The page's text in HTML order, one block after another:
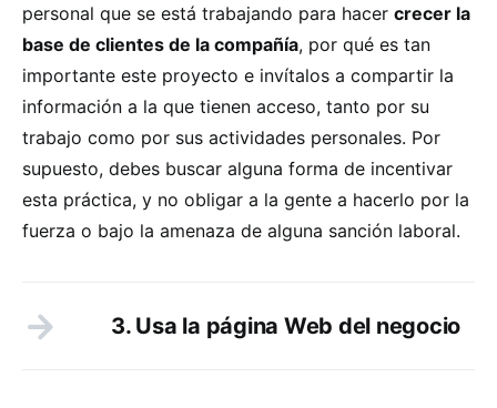
personal que se está trabajando para hacer crecer la
base de clientes de la compañía, por qué es tan
importante este proyecto e invítalos a compartir la
información a la que tienen acceso, tanto por su
trabajo como por sus actividades personales. Por
supuesto, debes buscar alguna forma de incentivar
esta práctica, y no obligar a la gente a hacerlo por la
fuerza o bajo la amenaza de alguna sanción laboral.
3. Usa la página Web del negocio